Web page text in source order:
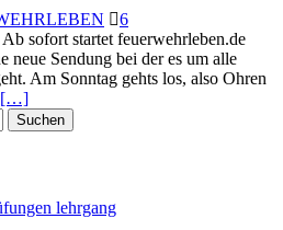
6
sofort startet feuerwehrleben.de
neue Sendung bei der es um alle
Am Sonntag gehts los, also Ohren
[…]